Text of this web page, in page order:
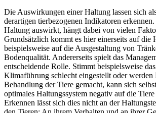
Die Auswirkungen einer Haltung lassen sich
derartigen tierbezogenen Indikatoren
Haltung auswirkt, hängt dabei von vielen
Grundsätzlich kommt es hier einerseits auf die
beispielsweise auf die Ausgestaltung von
Bodenqualität. Andererseits spielt das
entscheidende Rolle. Stimmt beispielsweise
Klimaführung schlecht eingestellt oder werden
Behandlung der Tiere gemacht, kann sich
optimales Haltungssystem negativ auf die
Erkennen lässt sich dies nicht an der